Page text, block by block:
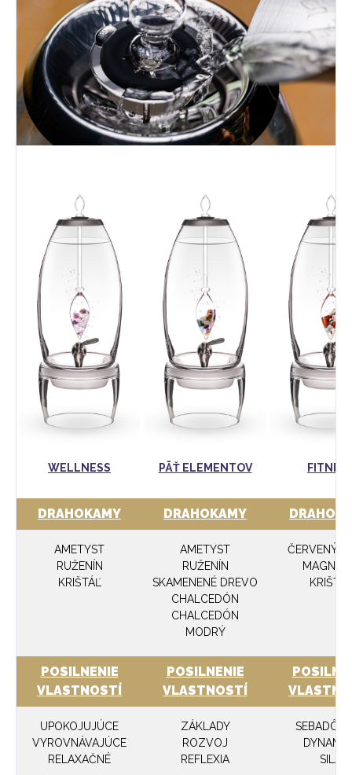
WELLNESS PÄŤ ELEMENTOV
DRAHOKAMY
AMETYST
RUŽENÍN
KRIŠTÁĽ
DRAHOKAMY
AMETYST
RUŽENÍN
SKAMENENÉ DREVO
CHALCEDÓN
CHALCEDÓN
MODRÝ
ČERVENÝ
KRIŠTÁĽ
POSILNENIE
VLASTNOSTÍ
UPOKOJUJÚCE
VYROVNÁVAJÚCE
RELAXAČNÉ
POSILNENIE
VLASTNOSTÍ
ZÁKLADY
ROZVOJ
REFLEXIA
SILA